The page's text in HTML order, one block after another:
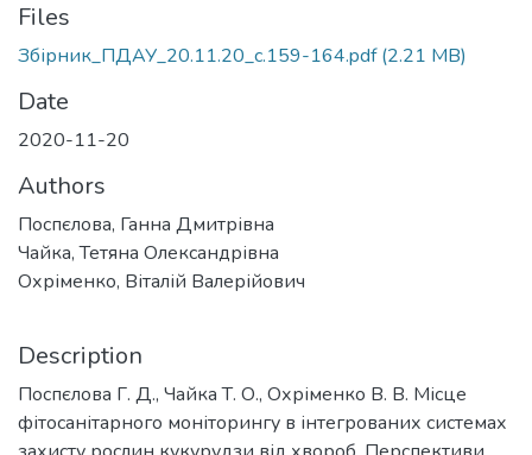
Files
Збірник_ПДАУ_20.11.20_с.159-164.pdf(2.21 MB)
Date
2020-11-20
Authors
Поспєлова, Ганна Дмитрівна
Чайка, Тетяна Олександрівна
Охріменко, Віталій Валерійович
Description
Поспєлова Г. Д., Чайка Т. О., Охріменко В. В. Місце
фітосанітарного моніторингу в інтегрованих системах